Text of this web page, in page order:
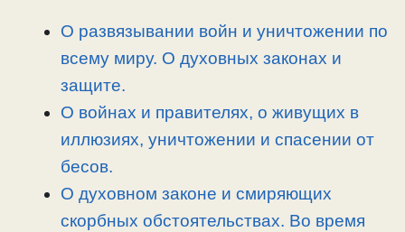
r
o
в
О развязывании войн и уничтожении по
всему миру. О духовных законах и
защите.
О войнах и правителях, о живущих в
иллюзиях, уничтожении и спасении от
бесов.
О духовном законе и смиряющих
скорбных обстоятельствах. Во время